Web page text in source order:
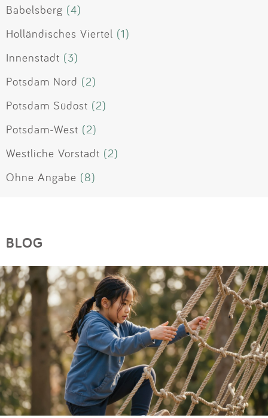
Babelsberg (4)
Holländisches Viertel (1)
Innenstadt (3)
Potsdam Nord (2)
Potsdam Südost (2)
Potsdam-West (2)
Westliche Vorstadt (2)
Ohne Angabe (8)
BLOG